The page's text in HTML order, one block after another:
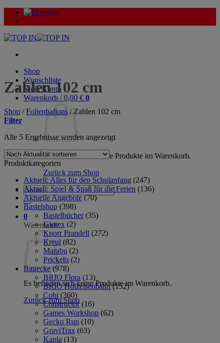
Zum
Inhalt
Shop
Wunschliste
Mein Konto
Warenkorb /0,00 € 0
Es befinden sich keine Produkte im Warenkorb.
Zurück zum Shop
Suche
nach:
0
Warenkorb
Es befinden sich keine Produkte im Warenkorb.
Zurück zum Shop
Zahlen 102 cm
Shop / Folienballons /Zahlen 102 cm
Filter
Alle 5 Ergebnisse werden angezeigtNach
sortiert
Produktkategorien
Aktuell: Alles für den Schulanfang (247)
Aktuell: Spiel & Spaß für die Ferien (136)
Aktuelle Angebote (70)
Bastelshop (398)
Bastelbücher (35)
Glorex (2)
Knorr Prandell (272)
Kreul (82)
Marabu (2)
Prickeln (2)
Bauecke (978)
BRIO Flora (13)
BRIO Holzeisenbahn (152)
Cobi (360)
Constructor (16)
Games Workshop (62)
Gecko Run (10)
GraviTrax (63)
Kapla (13)